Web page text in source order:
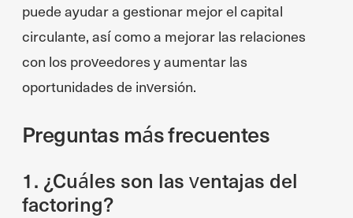
puede ayudar a gestionar mejor el capital
circulante, así como a mejorar las relaciones
con los proveedores y aumentar las
oportunidades de inversión.
Preguntas más frecuentes
1. ¿Cuáles son las ventajas del
factoring?